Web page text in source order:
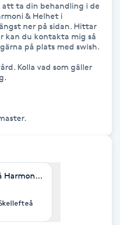
att ta din behandling i de
& Helhet i
ner på sidan. Hittar
kan du kontakta mig så
på plats med swish.
Kolla vad som gäller
Klarheten Healing på Harmoni & Helhet